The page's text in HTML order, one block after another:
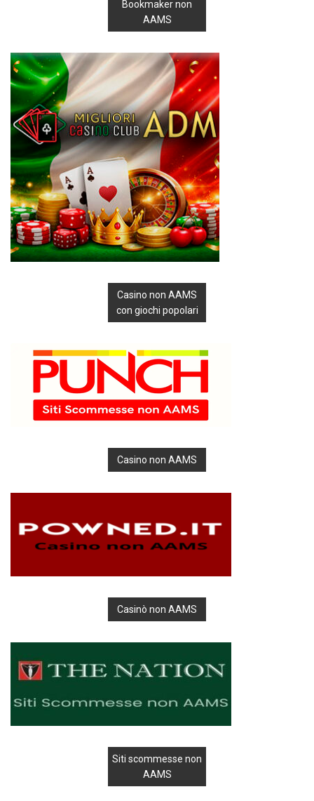
Bookmaker non
AAMS
Casino non AAMS
con giochi popolari
Casino non AAMS
Casinò non AAMS
Siti scommesse non
AAMS